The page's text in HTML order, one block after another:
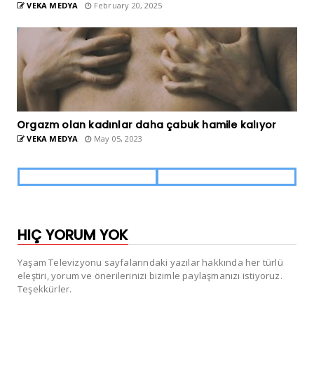
VEKA MEDYA February 20, 2025
Orgazm olan kadınlar daha çabuk hamile kalıyor
VEKA MEDYA May 05, 2023
HIÇ YORUM YOK
Yaşam Televizyonu sayfalarındaki yazılar hakkında her türlü
eleştiri, yorum ve önerilerinizi bizimle paylaşmanızı istiyoruz.
Teşekkürler.